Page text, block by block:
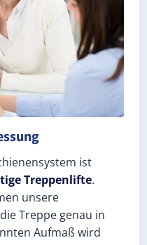
ist
Treppenlifte.
unsere
die Treppe genau in
Aufmaß wird